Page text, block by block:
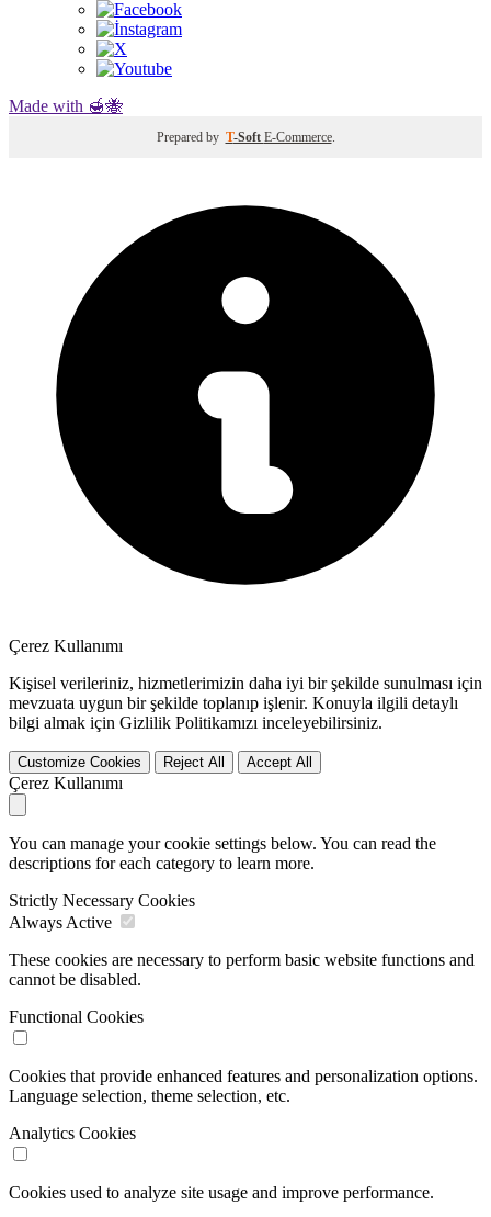
Made with 🍯🐝
Prepared by T-Soft E-Commerce.
Çerez Kullanımı
Kişisel verileriniz, hizmetlerimizin daha iyi bir şekilde sunulması için
mevzuata uygun bir şekilde toplanıp işlenir. Konuyla ilgili detaylı
bilgi almak için Gizlilik Politikamızı inceleyebilirsiniz.
Customize Cookies Reject All Accept All
Çerez Kullanımı
You can manage your cookie settings below. You can read the
descriptions for each category to learn more.
Strictly Necessary Cookies
Always Active
These cookies are necessary to perform basic website functions and
cannot be disabled.
Functional Cookies
Cookies that provide enhanced features and personalization options.
Language selection, theme selection, etc.
Analytics Cookies
Cookies used to analyze site usage and improve performance.